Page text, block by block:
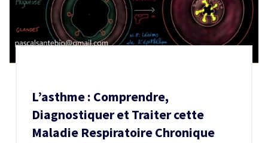
L’asthme : Comprendre,
Diagnostiquer et Traiter cette
Maladie Respiratoire Chronique